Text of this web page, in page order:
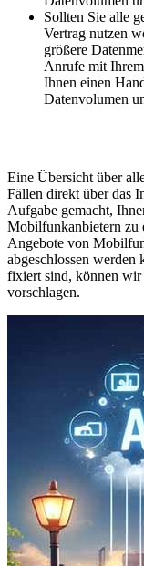
Sollten Sie alle
Vertrag nutzen
größere
Anrufe mit
Ihnen einen
Datenvolumen
Eine Übersicht über
Fällen direkt über das
Aufgabe gemacht,
Mobilfunkanbietern zu
Angebote von
abgeschlossen
fixiert sind, können wir
vorschlagen.